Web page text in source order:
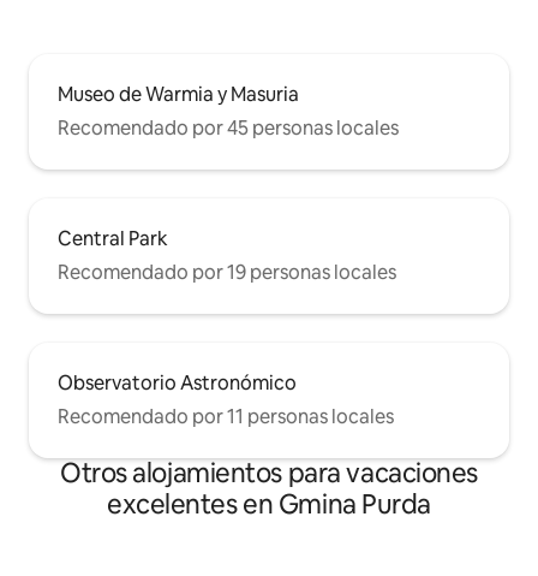
Museo de Warmia y Masuria
Recomendado por 45 personas locales
Central Park
Recomendado por 19 personas locales
Observatorio Astronómico
Recomendado por 11 personas locales
Otros alojamientos para vacaciones
excelentes en Gmina Purda